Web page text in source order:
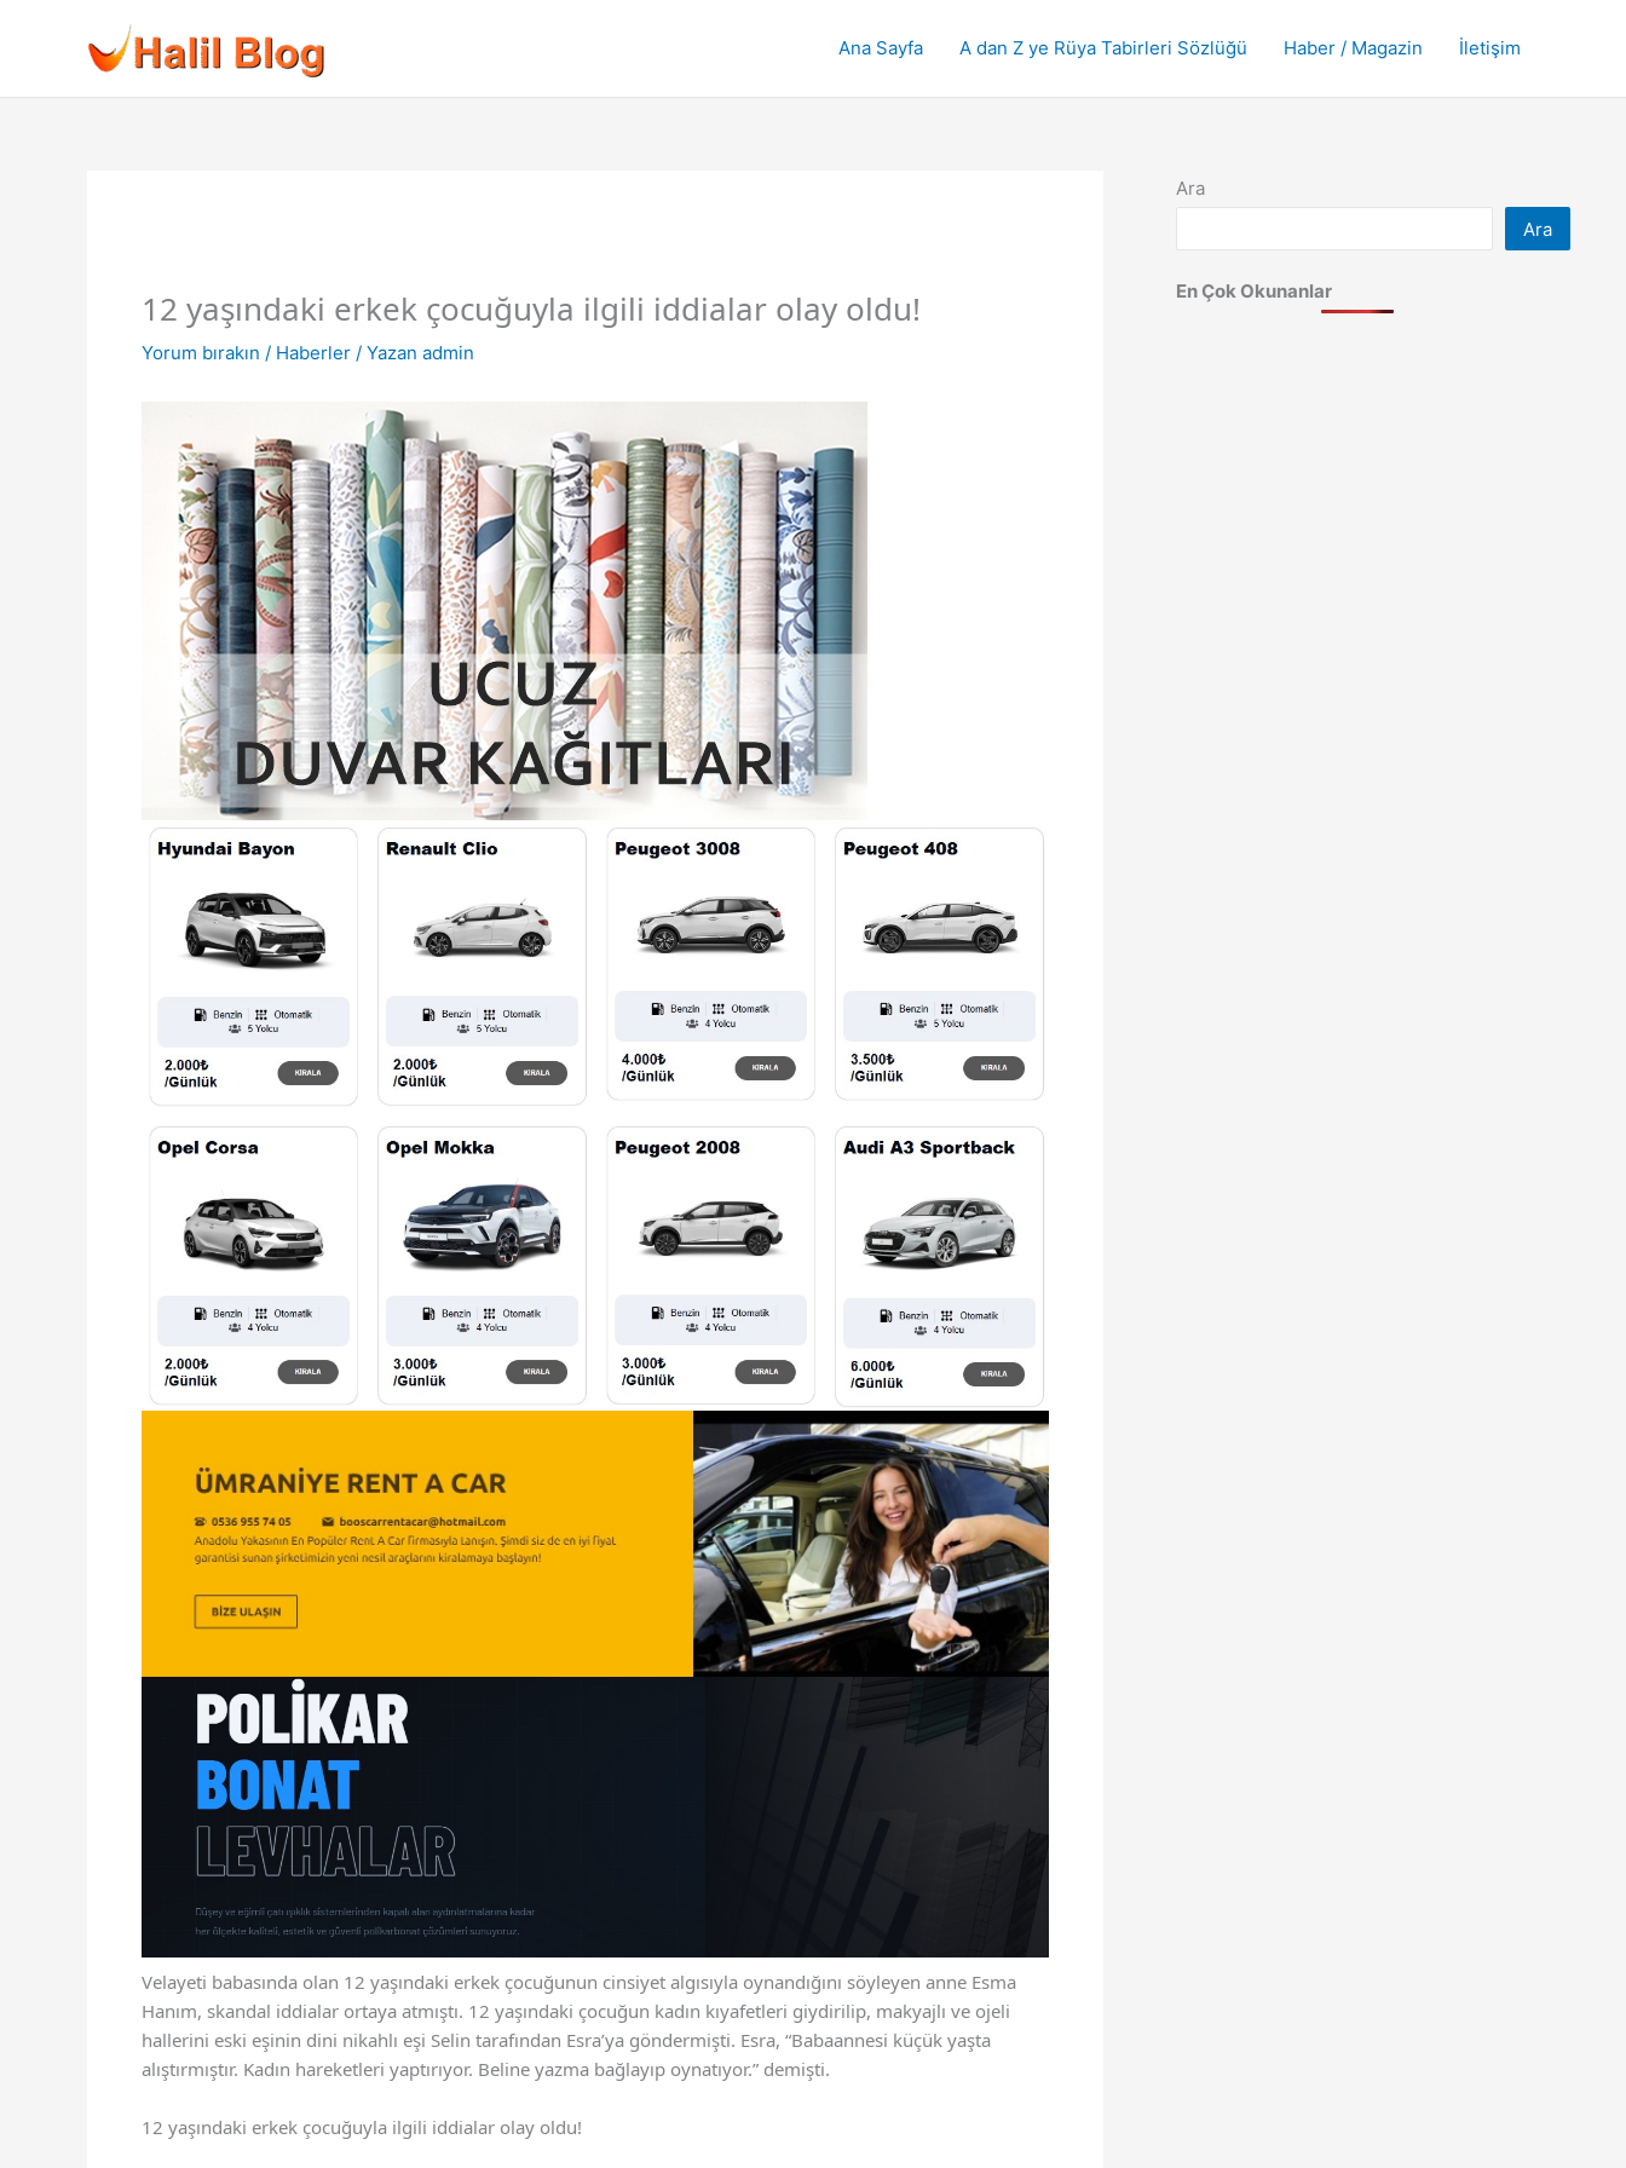
Ana Sayfa A dan Z ye Rüya Tabirleri Sözlüğü Haber / Magazin İletişim
12 yaşındaki erkek çocuğuyla ilgili iddialar olay oldu!
Yorum bırakın / Haberler / Yazan admin
Velayeti babasında olan 12 yaşındaki erkek çocuğunun cinsiyet algısıyla oynandığını söyleyen anne Esma
Hanım, skandal iddialar ortaya atmıştı. 12 yaşındaki çocuğun kadın kıyafetleri giydirilip, makyajlı ve ojeli
hallerini eski eşinin dini nikahlı eşi Selin tarafından Esra’ya göndermişti. Esra, “Babaannesi küçük yaşta
alıştırmıştır. Kadın hareketleri yaptırıyor. Beline yazma bağlayıp oynatıyor.” demişti.
12 yaşındaki erkek çocuğuyla ilgili iddialar olay oldu!
Ara
Ara
En Çok Okunanlar